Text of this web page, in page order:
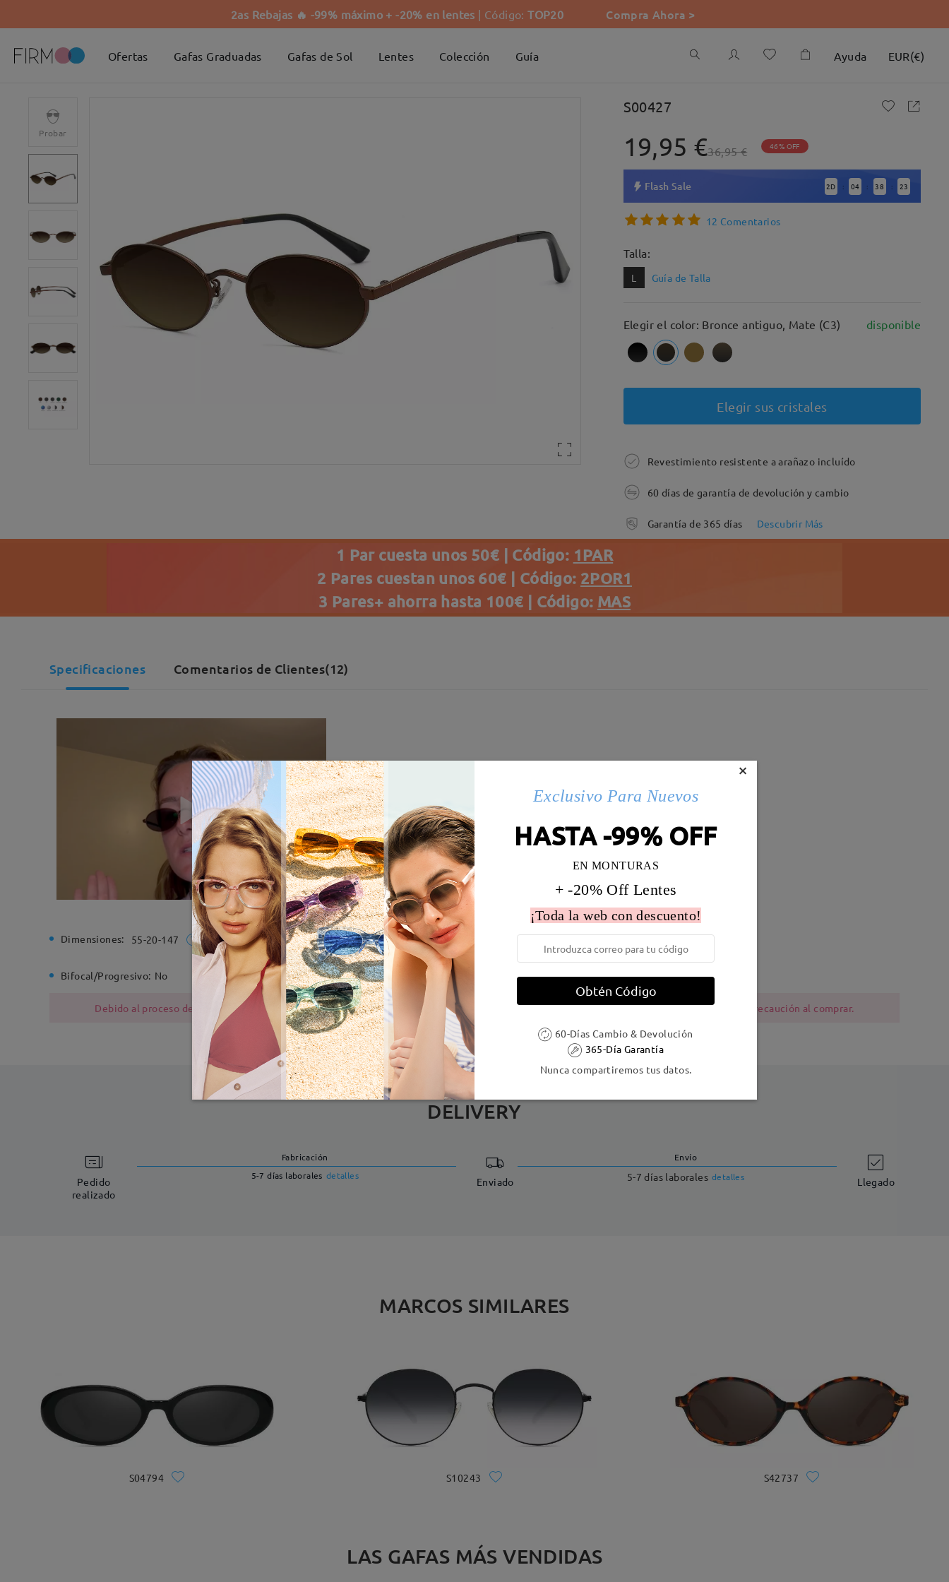
2as Rebajas 🔥 -99% máximo + -20% en lentes | Código:TOP20 Compra Ahora >
Ofertas Gafas Graduadas Gafas de Sol Lentes Colección Guía Ayuda EUR(€)
Probar
S00427
19,95 €36,95 € 46% OFF
Flash Sale 2D : 04 : 38 : 22
12 Comentarios
Talla:
L Guía de Talla
Elegir el color: Bronce antiguo, Mate (C3) disponible
Elegir sus cristales
Revestimiento resistente a arañazo incluído
60 días de garantía de devolución y cambio
Garantía de 365 días Descubrir Más
1 Par cuesta unos 50€ | Código: 1PAR
2 Pares cuestan unos 60€ | Código: 2POR1
3 Pares+ ahorra hasta 100€ | Código: MAS
Specificaciones Comentarios de Clientes(12)
Dimensiones: 55-20-147 Ancho de la montura: 136 mm ( Largo) Diametro de lentes: 55 mm Peso:
Bifocal/Progresivo: No Bisagra de resorte: No Material de la montura: Metal
Debido al proceso de fabricación, las monturas metálicas contienen níquel. Los clientes con antecedentes de alergia al níquel deben tener precaución al comprar.
DELIVERY
Pedido
realizado
Fabricación
5-7 días laborales detalles Enviado
Envío
5-7 días laborales detalles Llegado
MARCOS SIMILARES
S04794 S10243 S42737
LAS GAFAS MÁS VENDIDAS
×
Exclusivo Para Nuevos
HASTA -99% OFF
EN MONTURAS
+ -20% Off Lentes
¡Toda la web con descuento!
Obtén Código
60-Días Cambio & Devolución
365-Día Garantía
Nunca compartiremos tus datos.